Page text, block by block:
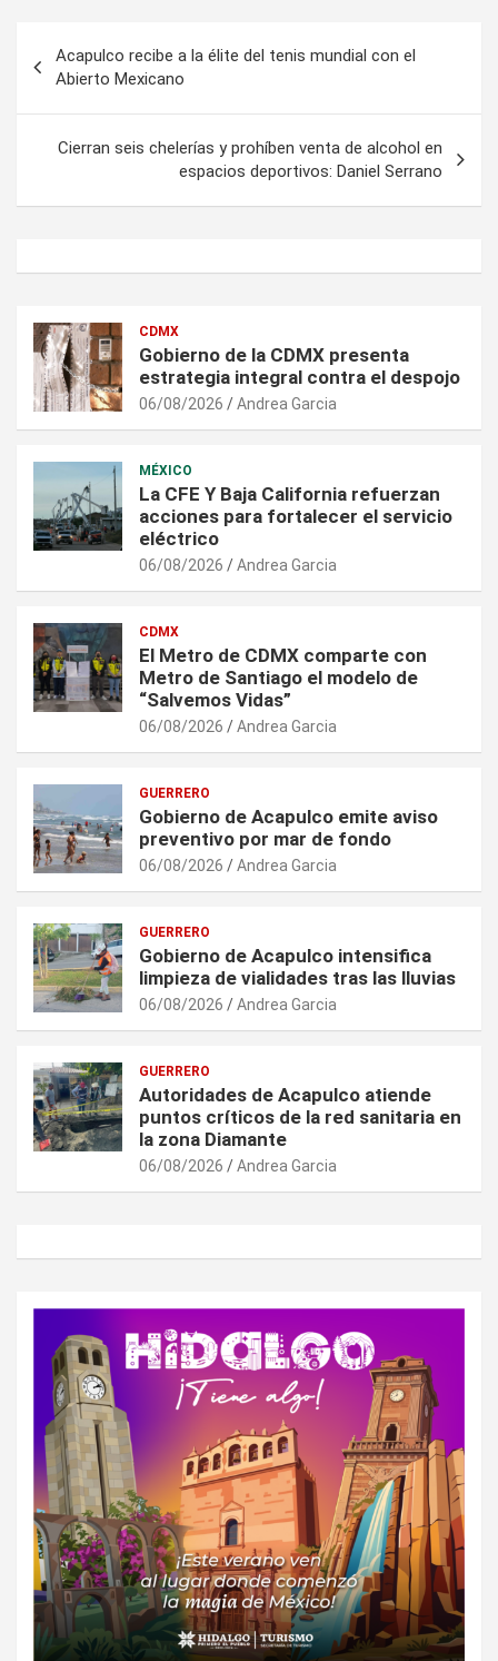
de
entradas
Acapulco recibe a la élite del tenis mundial con el
Abierto Mexicano
Cierran seis chelerías y prohíben venta de alcohol en
espacios deportivos: Daniel Serrano
CDMX
Gobierno de la CDMX presenta
estrategia integral contra el despojo
06/08/2026 Andrea Garcia
MÉXICO
La CFE Y Baja California refuerzan
acciones para fortalecer el servicio
eléctrico
06/08/2026 Andrea Garcia
CDMX
El Metro de CDMX comparte con
Metro de Santiago el modelo de
“Salvemos Vidas”
06/08/2026 Andrea Garcia
GUERRERO
Gobierno de Acapulco emite aviso
preventivo por mar de fondo
06/08/2026 Andrea Garcia
GUERRERO
Gobierno de Acapulco intensifica
limpieza de vialidades tras las lluvias
06/08/2026 Andrea Garcia
GUERRERO
Autoridades de Acapulco atiende
puntos críticos de la red sanitaria en
la zona Diamante
06/08/2026 Andrea Garcia